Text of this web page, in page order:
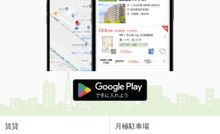
賃貸 月極駐車場